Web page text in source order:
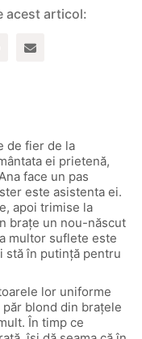
acest articol:
de fier de la
ei prietenă,
face un pas
este asistenta ei.
apoi trimise la
brațe un nou-născut
multor suflete este
stă în putință pentru
lor uniforme
blond din brațele
În timp ce